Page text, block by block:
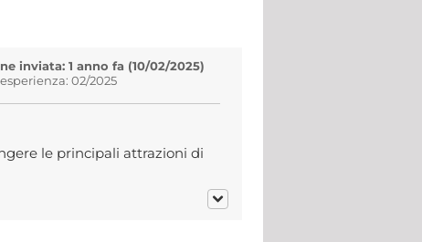
inviata: 1 anno fa (10/02/2025)
02/2025
le principali attrazioni di